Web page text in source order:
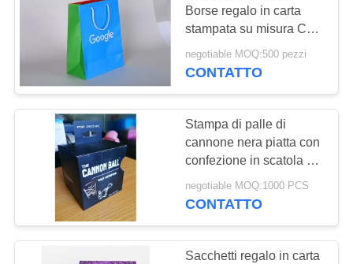
Borse regalo in carta
stampata su misura Con
corda di cotone
negotiable MOQ:500 pezzi
CONTATTO
Stampa di palle di
cannone nera piatta con
confezione in scatola di
carta personalizzata per
palle per bambini
negotiable MOQ:1000 PCS
CONTATTO
Sacchetti regalo in carta